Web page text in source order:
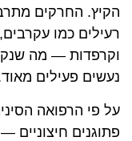
הקיץ. החרקים
רעילים כמו
וקרפדות — מה
נעשים פעילים
על פי הרפואה
פתוגנים